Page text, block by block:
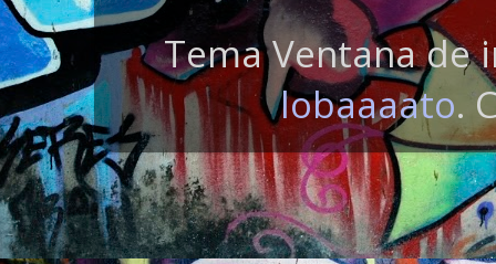
Tema Ventana de
lobaaaato.